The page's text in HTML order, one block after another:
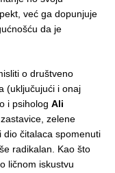
već ga dopunjuje
da je
o društveno
(uključujući i onaj
i psiholog Ali
zelene
dio čitalaca spomenuti
radikalan. Kao što
ličnom iskustvu